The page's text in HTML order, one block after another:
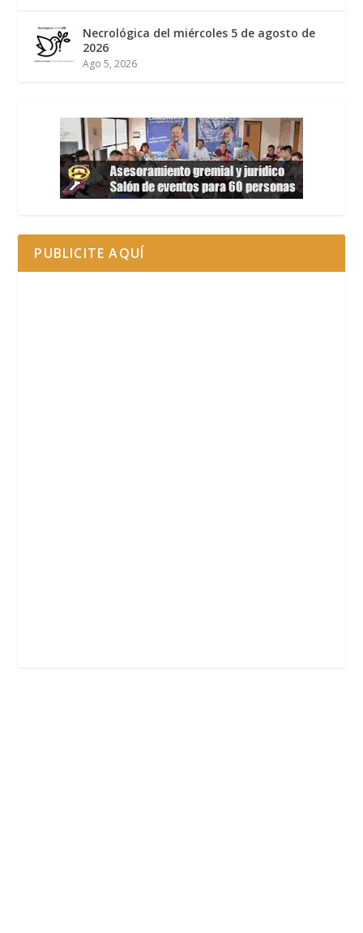
Necrológica del miércoles 5 de agosto de
2026
Ago 5, 2026
PUBLICITE AQUÍ